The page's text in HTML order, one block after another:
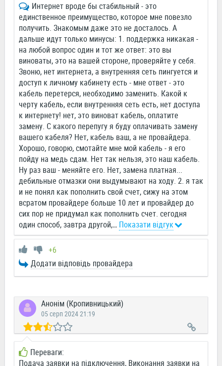
Интернет вроде бы стабильный - это
единственное преимущество, которое мне повезло
получить. Знакомым даже это не досталось. А
дальше идут только минусы: 1. поддержка никакая -
на любой вопрос один и тот же ответ: это вы
виноваты, это на вашей стороне, проверяйте у себя.
Звоню, нет интернета, а внутренняя сеть пингуется и
доступ к личному кабинету есть - мне ответ - это
кабель перетерся, необходимо заменить. Какой к
черту кабель, если внутренняя сеть есть, нет доступа
к интернету! нет, это виноват кабель, оплатите
замену. С какого перепугу я буду оплачивать замену
вашего кабеля? Нет, кабель ваш, а не провайдера.
Хорошо, говорю, смотайте мне мой кабель - я его
пойду на медь сдам. Нет так нельзя, это наш кабель.
Ну раз ваш - меняйте его. Нет, замена платная...
дебильные отмазки они выдумывают на ходу. 2. я так
и не понял как пополнить свой счет, сижу на этом
всратом провайдере больше 10 лет и провайдер до
сих пор не придумал как пополнить счет. сегодня
один способ, завтра другой,… Показати відгук
+6
Додати відповідь провайдера
Анонім (Кропивницький)
05 серп 2024 21:19
Переваги:
Подача заявки на підключення, Виконання заявки на